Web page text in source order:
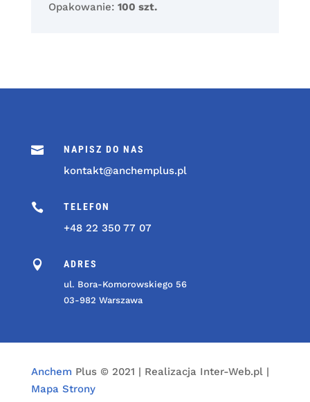
Opakowanie: 100 szt.
 NAPISZ DO NAS
kontakt@anchemplus.pl
 TELEFON
+48 22 350 77 07
 ADRES
ul. Bora-Komorowskiego 56
03-982 Warszawa
Anchem Plus © 2021 | Realizacja Inter-Web.pl |
Mapa Strony